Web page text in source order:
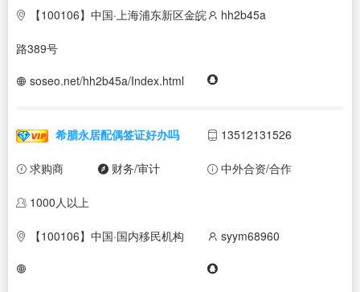
【100106】中国·上海浦东新区金皖
路389号
hh2b45a
soseo.net/hh2b45a/Index.html
希腊永居配偶签证好办吗 13512131526
求购商 财务/审计 中外合资/合作
1000人以上
【100106】中国·国内移民机构 syym68960